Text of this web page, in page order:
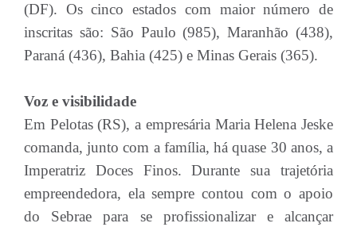
(DF). Os cinco estados com maior número de
inscritas são: São Paulo (985), Maranhão (438),
Paraná (436), Bahia (425) e Minas Gerais (365).
Voz e visibilidade
Em Pelotas (RS), a empresária Maria Helena Jeske
comanda, junto com a família, há quase 30 anos, a
Imperatriz Doces Finos. Durante sua trajetória
empreendedora, ela sempre contou com o apoio
do Sebrae para se profissionalizar e alcançar